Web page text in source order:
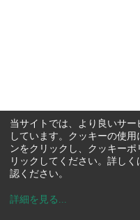
当サイトでは、より良いサ
しています。クッキーの使
ンをクリックし、クッキー
リックしてください。詳し
認ください。
詳細を見る ...